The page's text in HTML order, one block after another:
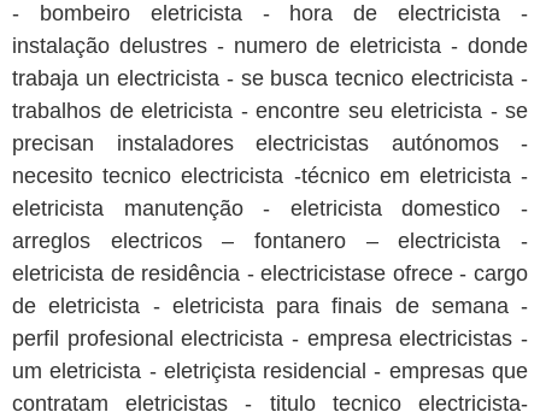
- bombeiro eletricista - hora de electricista -
instalação delustres - numero de eletricista - donde
trabaja un electricista - se busca tecnico electricista -
trabalhos de eletricista - encontre seu eletricista - se
precisan instaladores electricistas autónomos -
necesito tecnico electricista -técnico em eletricista -
eletricista manutenção - eletricista domestico -
arreglos electricos – fontanero – electricista -
eletricista de residência - electricistase ofrece - cargo
de eletricista - eletricista para finais de semana -
perfil profesional electricista - empresa electricistas -
um eletricista - eletriçista residencial - empresas que
contratam eletricistas - titulo tecnico electricista-